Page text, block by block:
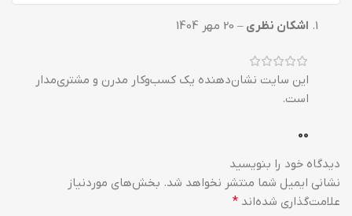
اشکان نظری – 20 مهر 1404
این سایت نشان‌دهنده یک کسب‌وکار مدرن و مشتری‌مدار
است.
0
0
دیدگاه خود را بنویسید
نشانی ایمیل شما منتشر نخواهد شد. بخش‌های موردنیاز
علامت‌گذاری شده‌اند *